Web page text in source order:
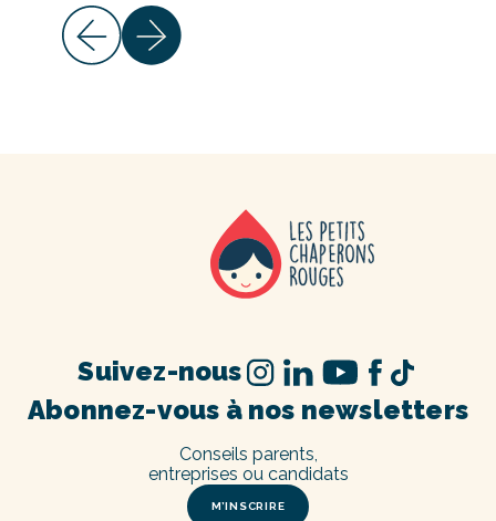
Abonnez-vous à nos newsletters
M’INSCRIRE
Conseils parents,
entreprises ou candidats
Suivez-nous